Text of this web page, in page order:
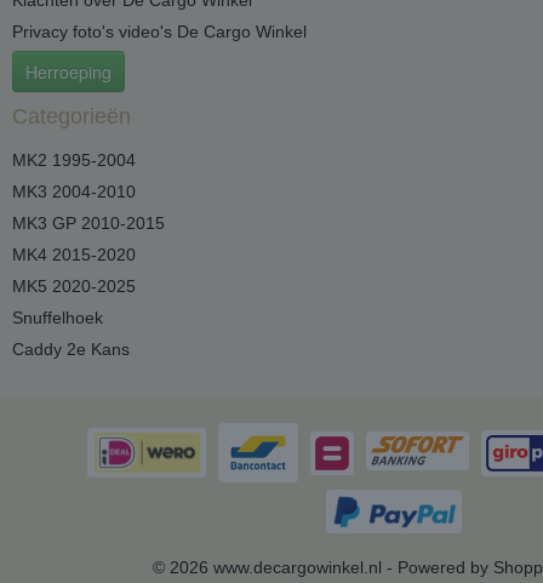
Privacy foto's video's De Cargo Winkel
Herroeping
Categorieën
MK2 1995-2004
MK3 2004-2010
MK3 GP 2010-2015
MK4 2015-2020
MK5 2020-2025
Snuffelhoek
Caddy 2e Kans
© 2026 www.decargowinkel.nl - Powered by